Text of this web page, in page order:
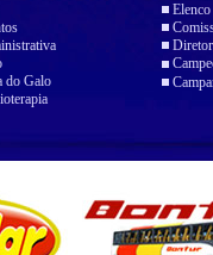
do Galo
Elenco